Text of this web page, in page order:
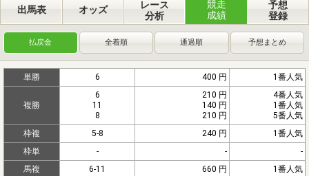
出馬表 オッズ
レース
分析
競走
成績
予想
登録
払戻金 全着順 通過順 予想まとめ
単勝 6 400 円 1番人気
複勝
6
11
8
210 円
140 円
210 円
4番人気
1番人気
5番人気
枠複
5-8 240 円
1番人気
枠単
- -
-
馬複
6-11 660 円
1番人気